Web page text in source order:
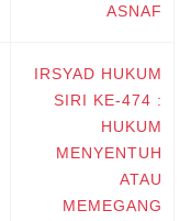
ASNAF
IRSYAD HUKUM
SIRI KE-474 :
HUKUM
MENYENTUH
ATAU
MEMEGANG